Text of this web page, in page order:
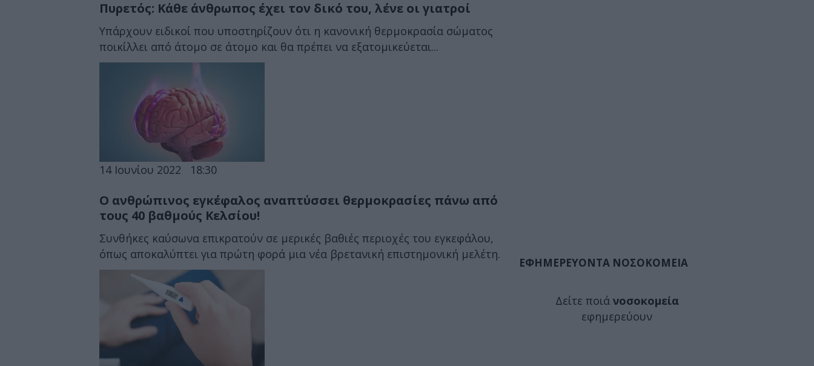
Πυρετός: Κάθε άνθρωπος έχει τον δικό του, λένε οι γιατροί
Υπάρχουν ειδικοί που υποστηρίζουν ότι η κανονική θερμοκρασία σώματος
ποικίλλει από άτομο σε άτομο και θα πρέπει να εξατομικεύεται...
14 Ιουνίου 2022 18:30
Ο ανθρώπινος εγκέφαλος αναπτύσσει θερμοκρασίες πάνω από
τους 40 βαθμούς Κελσίου!
Συνθήκες καύσωνα επικρατούν σε μερικές βαθιές περιοχές του εγκεφάλου,
όπως αποκαλύπτει για πρώτη φορά μια νέα βρετανική επιστημονική μελέτη.
ΕΦΗΜΕΡΕΥΟΝΤΑ ΝΟΣΟΚΟΜΕΙΑ
Δείτε ποιά νοσοκομεία
εφημερεύουν